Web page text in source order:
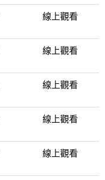
線上觀看
線上觀看
線上觀看
線上觀看
線上觀看